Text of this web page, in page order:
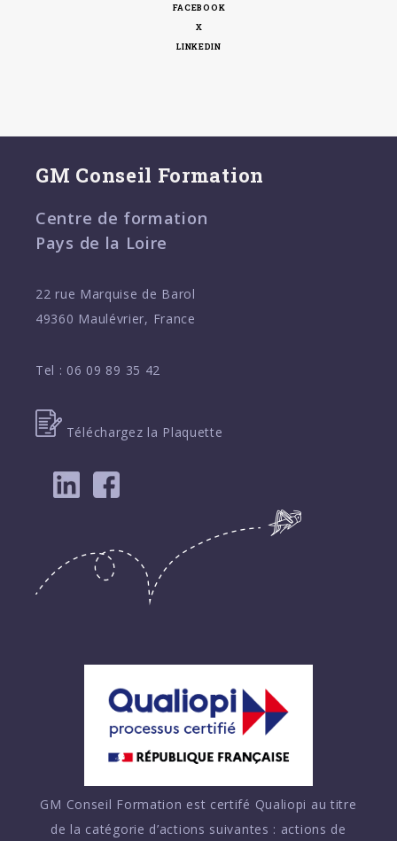
FACEBOOK
X
LINKEDIN
GM Conseil Formation
Centre de formation
Pays de la Loire
22 rue Marquise de Barol
49360 Maulévrier, France
Tel : 06 09 89 35 42
Téléchargez la Plaquette
GM Conseil Formation est certifé Qualiopi au titre
de la catégorie d’actions suivantes : actions de